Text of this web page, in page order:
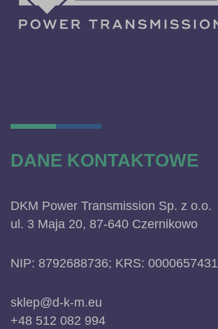
DANE KONTAKTOWE
DKM Power Transmission Sp. z o.o.
ul. 3 Maja 20, 87-640 Czernikowo
NIP: 8792688736; KRS: 0000657431
sklep@d-k-m.eu
+48 512 082 994